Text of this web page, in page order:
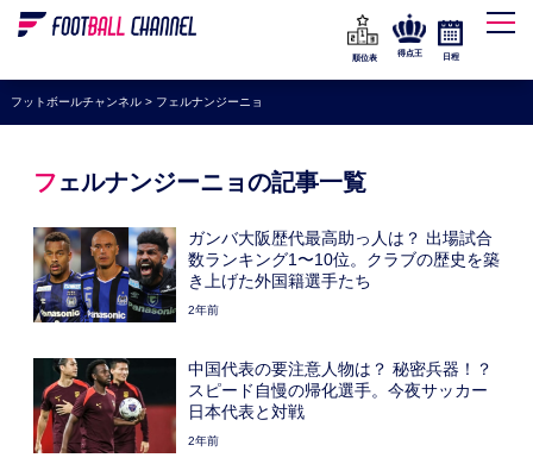
WEリーグ
海外サッカー
プレミアリーグ
ラ・リーガ
ブンデスリーガ
UEFA
高校サッカー
動画
順位表
得点王 日程
フットボールチャンネル> フェルナンジーニョ
フェルナンジーニョの記事一覧
ガンバ大阪歴代最高助っ人は？ 出場試合
数ランキング1〜10位。クラブの歴史を築
き上げた外国籍選手たち
2年前
中国代表の要注意人物は？ 秘密兵器！？
スピード自慢の帰化選手。今夜サッカー
日本代表と対戦
2年前